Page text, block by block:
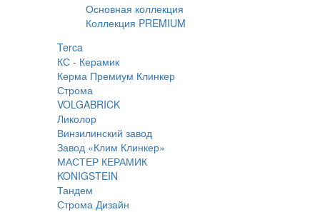
Основная коллекция
Коллекция PREMIUM
Terca
КС - Керамик
Керма Премиум Клинкер
Строма
VOLGABRICK
Ликолор
Винзилинский завод
Завод «Клим Клинкер»
МАСТЕР КЕРАМИК
KONIGSTEIN
Тандем
Строма Дизайн